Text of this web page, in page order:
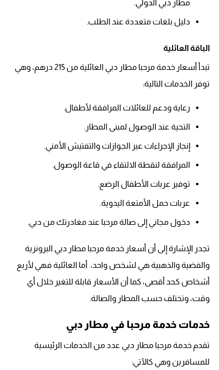
مطار دبي الدولي.
دليل بلغات متعددة عند الطلب.
الباقة العائلية
تبدأ أسعار خدمة مرحبا مطار دبي العائلية من 215 درهم، وهي
توفر الخدمات التالية:
رعاية ودعم للعائلات المرافقة لأطفال.
التحية عند الوصول لمبنى المطار.
إنجاز الإجراءات عبر الجوازات والتفتيش الأمني.
المرافقة لنقطة الالتقاء في قاعة الوصول.
توفير عربات الأطفال الرضع.
عربات حمل الأمتعة اليدوية.
دخول مجاني إلى صالة مرحبا عند مغادرتك من دبي.
تجدر الإشارة إلى أن أسعار خدمة مرحبا مطار دبي البرونزية
والفضية والذهبية هي لشخص واحد، أما العائلية فهي لأربع
أشخاص كحد أقصى، كما أن الأسعار قابلة للتغير خلال أي
وقت، وتختلف حسب المطار والصالة.
خدمات خدمة مرحبا في مطار دبي
تقدم خدمة مرحبا مطار دبي عدد من الخدمات الرئيسية
للمسافرين وهي كالآتي: